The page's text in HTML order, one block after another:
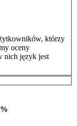
którzy
oceny
nich język jest